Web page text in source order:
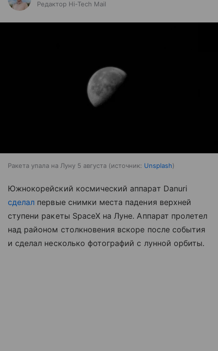
Редактор Hi-Tech Mail
Ракета упала на Луну 5 августа источник: Unsplash
Южнокорейский космический аппарат Danuri
сделал первые снимки места падения верхней
ступени ракеты SpaceX на Луне. Аппарат пролетел
над районом столкновения вскоре после события
и сделал несколько фотографий с лунной орбиты.